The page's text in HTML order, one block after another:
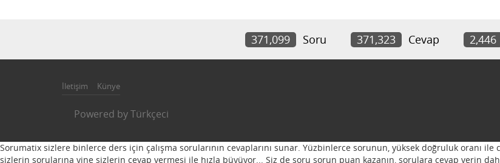
371,099 Soru 371,323 Cevap 2,446
İletişim Künye
Powered byTürkçeci
Sorumatix sizlere binlerce ders için çalışma sorularının cevaplarını sunar. Yüzbinlerce sorunun, yüksek doğruluk oranı ile
sizlerin sorularına yine sizlerin cevap vermesi ile hızla büyüyor... Siz de soru sorun puan kazanın, sorulara cevap verin